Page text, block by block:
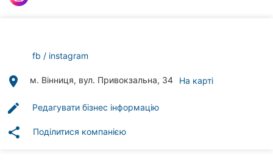
Всі
fb instagram
place м. Вінниця, вул. Привокзальна, 34 На карті
edit Редагувати бізнес інформацію
share Поділитися компанією